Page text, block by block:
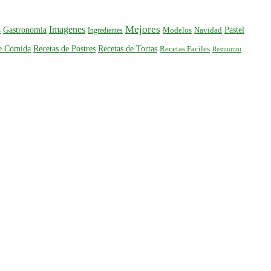
Gastronomia Imagenes Ingredientes Mejores Modelos Navidad Pastel
Comida Recetas de Postres Recetas de Tortas Recetas Faciles Restaurant